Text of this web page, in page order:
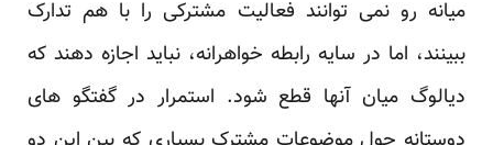
میانه رو نمی توانند فعالیت مشترکی را با هم تدارک
ببینند، اما در سایه رابطه خواهرانه، نباید اجازه دهند که
دیالوگ میان آنها قطع شود. استمرار در گفتگو های